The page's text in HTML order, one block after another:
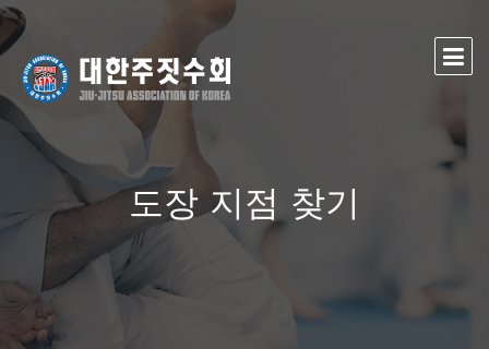
도장 지점 찾기